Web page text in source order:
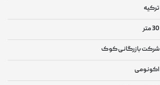
ترکیه
30 متر
شرکت بازرگانی کوک
اکونومی